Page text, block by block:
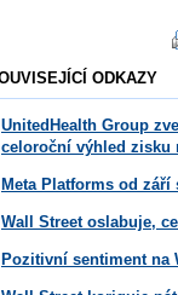
ODKAZY
UnitedHealth Group
celoroční výhled zisku
Meta Platforms od
Wall Street oslabuje,
Pozitivní sentiment na